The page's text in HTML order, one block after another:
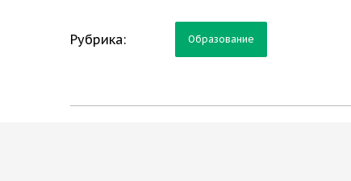
Рубрика: Образование